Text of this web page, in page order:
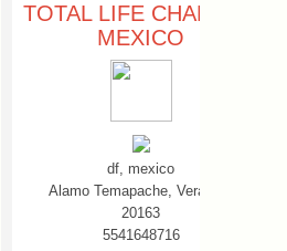
TOTAL LIFE CHANGES
MEXICO
df, mexico
Alamo Temapache, Veracruz
20163
5541648716